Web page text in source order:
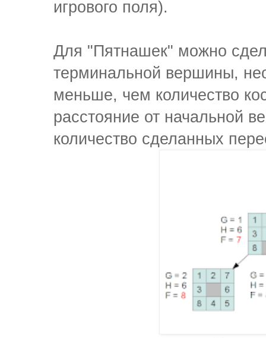
игрового поля).
Для "Пятнашек" можно
терминальной вершины,
меньше, чем количество
расстояние от начальной
количество сделанных